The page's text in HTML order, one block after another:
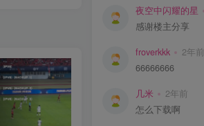
夜空中闪耀的星
感谢楼主分享
froverkkk 2年前
66666666
几米 2年前
怎么下载啊